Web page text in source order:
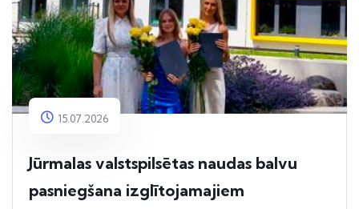
15.07.2026
Jūrmalas valstspilsētas naudas balvu
pasniegšana izglītojamajiem